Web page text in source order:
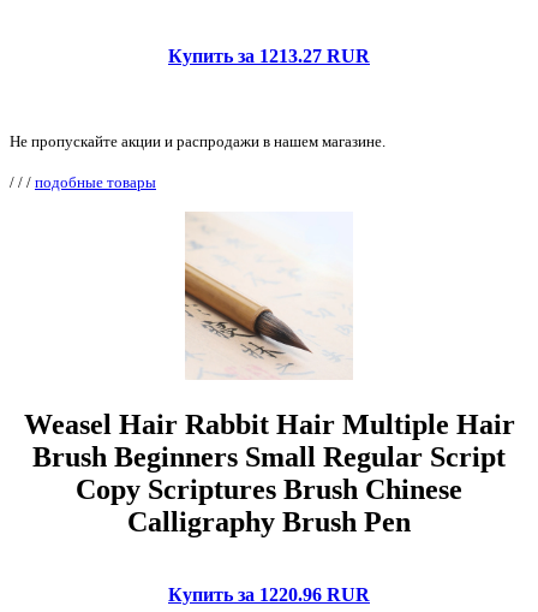
Купить за 1213.27 RUR
Не пропускайте акции и распродажи в нашем магазине.
/ / / подобные товары
Weasel Hair Rabbit Hair Multiple Hair
Brush Beginners Small Regular Script
Copy Scriptures Brush Chinese
Calligraphy Brush Pen
Купить за 1220.96 RUR